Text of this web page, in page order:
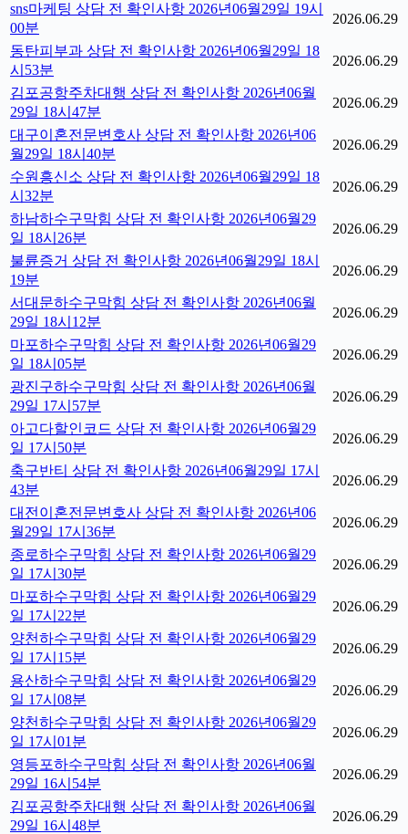
sns마케팅 상담 전 확인사항 2026년06월29일 19시
00분
2026.06.29
동탄피부과 상담 전 확인사항 2026년06월29일 18
시53분
2026.06.29
김포공항주차대행 상담 전 확인사항 2026년06월
29일 18시47분
2026.06.29
대구이혼전문변호사 상담 전 확인사항 2026년06
월29일 18시40분
2026.06.29
수원흥신소 상담 전 확인사항 2026년06월29일 18
시32분
2026.06.29
하남하수구막힘 상담 전 확인사항 2026년06월29
일 18시26분
2026.06.29
불륜증거 상담 전 확인사항 2026년06월29일 18시
19분
2026.06.29
서대문하수구막힘 상담 전 확인사항 2026년06월
29일 18시12분
2026.06.29
마포하수구막힘 상담 전 확인사항 2026년06월29
일 18시05분
2026.06.29
광진구하수구막힘 상담 전 확인사항 2026년06월
29일 17시57분
2026.06.29
아고다할인코드 상담 전 확인사항 2026년06월29
일 17시50분
2026.06.29
축구반티 상담 전 확인사항 2026년06월29일 17시
43분
2026.06.29
대전이혼전문변호사 상담 전 확인사항 2026년06
월29일 17시36분
2026.06.29
종로하수구막힘 상담 전 확인사항 2026년06월29
일 17시30분
2026.06.29
마포하수구막힘 상담 전 확인사항 2026년06월29
일 17시22분
2026.06.29
양천하수구막힘 상담 전 확인사항 2026년06월29
일 17시15분
2026.06.29
용산하수구막힘 상담 전 확인사항 2026년06월29
일 17시08분
2026.06.29
양천하수구막힘 상담 전 확인사항 2026년06월29
일 17시01분
2026.06.29
영등포하수구막힘 상담 전 확인사항 2026년06월
29일 16시54분
2026.06.29
김포공항주차대행 상담 전 확인사항 2026년06월
29일 16시48분
2026.06.29